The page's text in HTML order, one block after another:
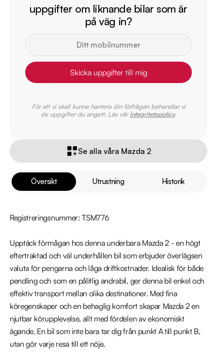
Översikt Utrustning Historik
Registreringsnummer: TSM776
Upptäck förmågan hos denna underbara Mazda 2 - en högt
eftertraktad och väl underhållen bil som erbjuder överlägsen
valuta för pengarna och låga driftkostnader. Idealisk för både
pendling och som en pålitlig andrabil, ger denna bil enkel och
effektiv transport mellan olika destinationer. Med fina
köregenskaper och en behaglig komfort skapar Mazda 2 en
njutbar körupplevelse, allt med fördelen av ekonomiskt
ägande. En bil som inte bara tar dig från punkt A till punkt B,
utan gör varje resa till ett nöje.
uppgifter om liknande bilar som är
på väg in?
Skicka uppgifter till mig
För att vi skall kunna hantera din förfrågan behandlar vi
de uppgifter du angett. Läs vårintegritetspolicy.
Se alla våra Mazda 2